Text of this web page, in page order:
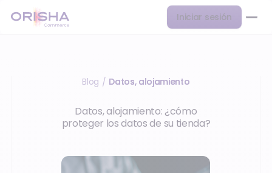
Iniciar sesión
Blog / Datos, alojamiento
Datos, alojamiento: ¿cómo
proteger los datos de su tienda?